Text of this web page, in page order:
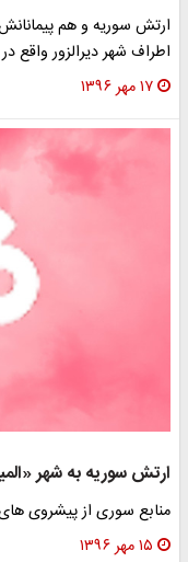
ارتش سوریه و هم
اطراف شهر دیرالزور واقع
۱۷ مهر ۱۳۹۶
ارتش سوریه به شهر
منابع سوری از پیشروی
۱۵ مهر ۱۳۹۶